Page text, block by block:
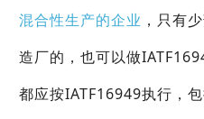
混合性生产的企业 ，只有
造厂的，也可以做
都应按IATF16949执行，